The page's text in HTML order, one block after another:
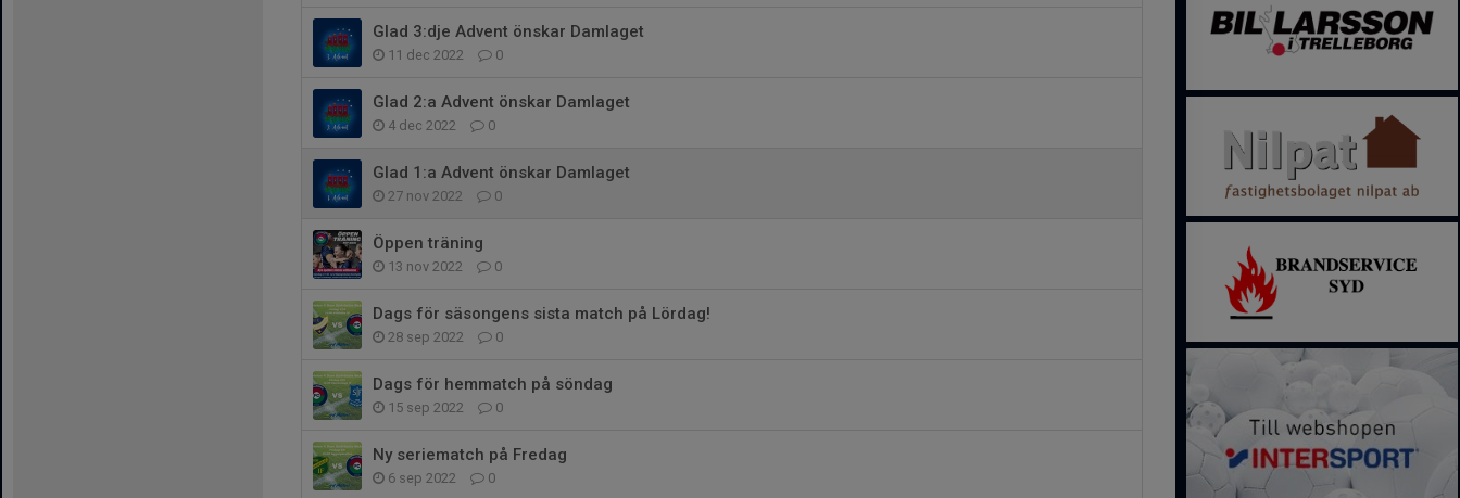
Glad 3:dje Advent önskar Damlaget
11 dec 2022 0
Glad 2:a Advent önskar Damlaget
4 dec 2022 0
Glad 1:a Advent önskar Damlaget
27 nov 2022 0
Öppen träning
13 nov 2022 0
Dags för säsongens sista match på Lördag!
28 sep 2022 0
Dags för hemmatch på söndag
15 sep 2022 0
Ny seriematch på Fredag
6 sep 2022 0